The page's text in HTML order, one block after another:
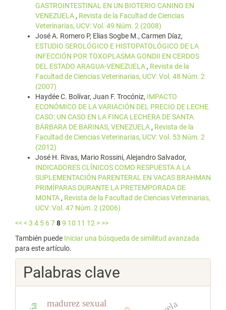
GASTROINTESTINAL EN UN BIOTERIO CANINO EN
VENEZUELA , Revista de la Facultad de Ciencias
Veterinarias, UCV: Vol. 49 Núm. 2 (2008)
José A. Romero P, Elias Sogbe M., Carmen Díaz,
ESTUDIO SEROLÓGICO E HISTOPATOLÓGICO DE LA
INFECCIÓN POR TOXOPLASMA GONDII EN CERDOS
DEL ESTADO ARAGUA-VENEZUELA , Revista de la
Facultad de Ciencias Veterinarias, UCV: Vol. 48 Núm. 2
(2007)
Haydée C. Bolívar, Juan F. Trocóniz, IMPACTO
ECONÓMICO DE LA VARIACIÓN DEL PRECIO DE LECHE.
CASO: UN CASO EN LA FINCA LECHERA DE SANTA
BÁRBARA DE BARINAS, VENEZUELA , Revista de la
Facultad de Ciencias Veterinarias, UCV: Vol. 53 Núm. 2
(2012)
José H. Rivas, Mario Rossini, Alejandro Salvador,
INDICADORES CLÍNICOS COMO RESPUESTA A LA
SUPLEMENTACIÓN PARENTERAL EN VACAS BRAHMAN
PRIMÍPARAS DURANTE LA PRETEMPORADA DE
MONTA , Revista de la Facultad de Ciencias Veterinarias,
UCV: Vol. 47 Núm. 2 (2006)
<< < 3 4 5 6789 10 11 12 > >>
También puede Iniciar una búsqueda de similitud avanzada
para este artículo.
Palabras clave
madurez sexual